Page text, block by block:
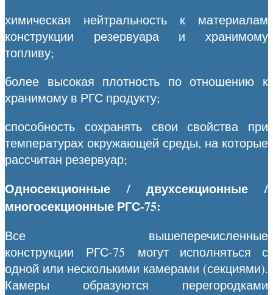
химическая нейтральность к материалам
конструкции резервуара и хранимому
топливу;
более высокая плотность по отношению к
хранимому в РГС продукту;
способность сохранять свои свойства при
температурах окружающей среды, на которые
рассчитан резервуар;
Односекционные / двухсекционные /
многосекционные РГС-75:
Все вышеперечисленные
конструкции РГС-75 могут исполняться с
одной или несколькими камерами (секциями).
Камеры образуются перегородками